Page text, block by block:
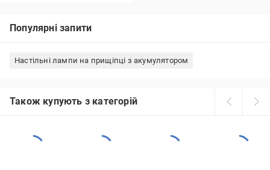
Популярні запити
Настільні лампи на прищіпці з акумулятором
Також купують з категорій